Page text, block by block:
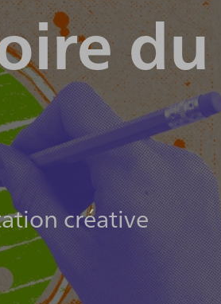
du
créative